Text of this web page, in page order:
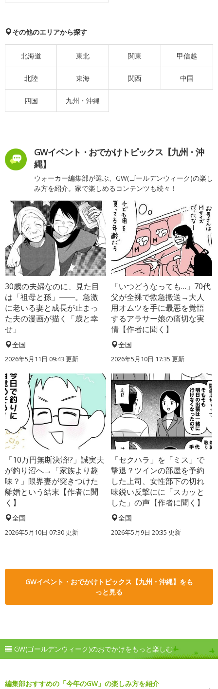
その他のエリアから探す
北海道 東北 関東 甲信越
北陸 東海 関西 中国
四国 九州・沖縄
GWイベント・おでかけトピックス【九州・沖
縄】
ウォーカー編集部が選ぶ、GW(ゴールデンウィーク)の楽し
み方を紹介。家で楽しめるコンテンツも続々！
30歳の夫婦なのに、見た目
は「祖母と孫」――。急激
に老いる妻と成長が止まっ
た夫の漫画が描く「歳と幸
せ」
全国
2026年5月11日 09:43 更新
「いつどうなっても…」70代
父が全裸で救急搬送→大人
用オムツを手に最悪を覚悟
するアラサー娘の痛切な実
情【作者に聞く】
全国
2026年5月10日 17:35 更新
「10万円無断決済!?」誠実夫
が釣り沼へ→「家族より趣
味？」限界妻が突きつけた
離婚という結末【作者に聞
く】
全国
2026年5月10日 07:30 更新
「セクハラ」を「ミス」で
撃退？ツインの部屋を予約
した上司、女性部下の切れ
味鋭い反撃にに「スカッと
した」の声【作者に聞く】
全国
2026年5月9日 20:35 更新
GWイベント・おでかけトピックス【九州・沖縄】をも
っと見る
GW(ゴールデンウィーク)のおでかけをもっと楽しむ
編集部おすすめの「今年のGW」の楽しみ方を紹介